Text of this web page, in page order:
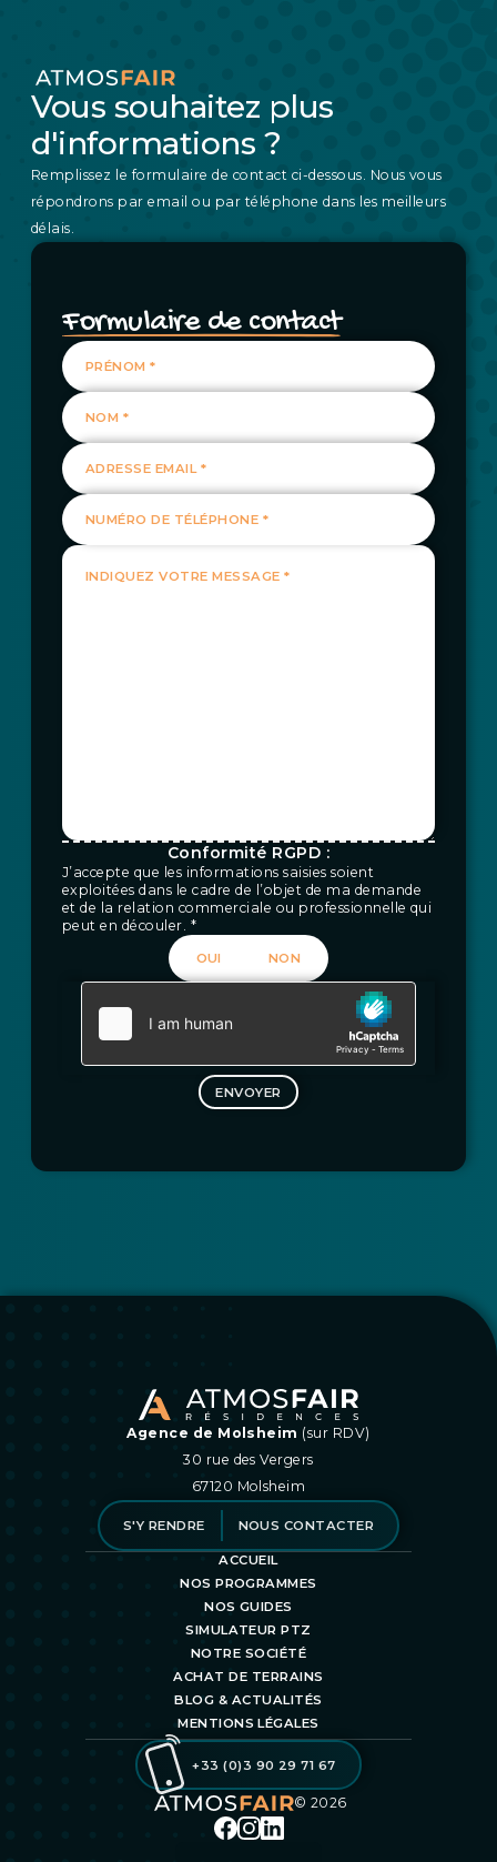
Vous souhaitez plus
d'informations ?
Remplissez le formulaire de contact ci-dessous. Nous vous
répondrons par email ou par téléphone dans les meilleurs
délais.
Formulaire de contact
PRÉNOM *
NOM *
ADRESSE EMAIL *
NUMÉRO DE TÉLÉPHONE *
INDIQUEZ VOTRE MESSAGE *
Conformité RGPD :
J’accepte que les informations saisies soient
exploitées dans le cadre de l’objet de ma demande
et de la relation commerciale ou professionnelle qui
peut en découler. *
OUI NON
ENVOYER
Agence de Molsheim (sur RDV)
30 rue des Vergers
67120 Molsheim
S'Y RENDRE NOUS CONTACTER
ACCUEIL
NOS PROGRAMMES
NOS GUIDES
SIMULATEUR PTZ
NOTRE SOCIÉTÉ
ACHAT DE TERRAINS
BLOG & ACTUALITÉS
MENTIONS LÉGALES
+33 (0)3 90 29 71 67
© 2026